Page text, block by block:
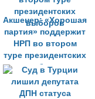
Акшенер: «Хорошая
партия» поддержит
НРП во втором
туре президентских
выборов